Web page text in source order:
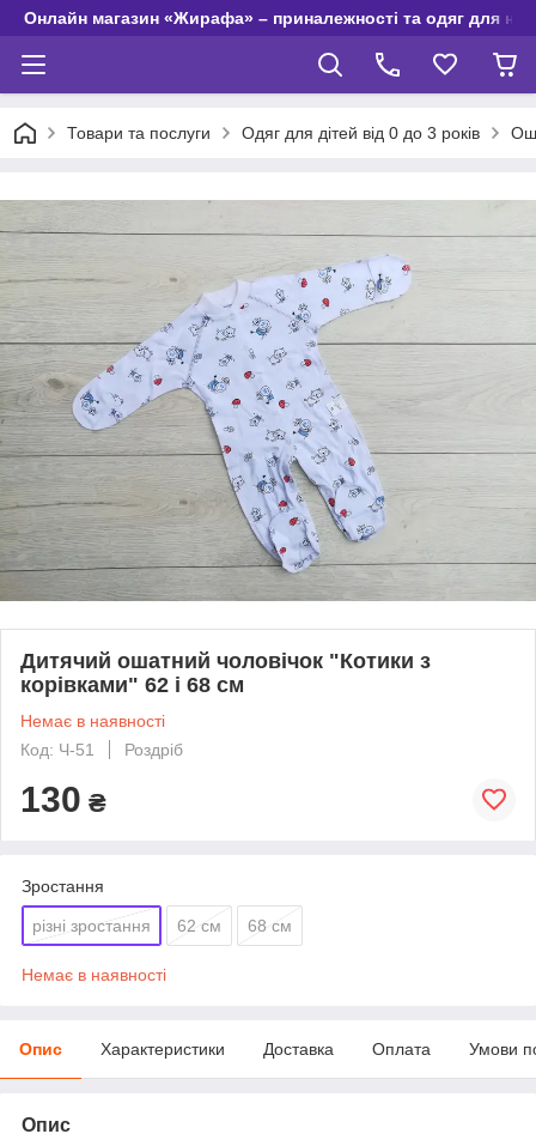
Онлайн магазин «Жирафа» – приналежності та одяг для
Товари та послуги Одяг для дітей від 0 до 3 років
Дитячий ошатний чоловічок "Котики з
корівками" 62 і 68 см
Немає в наявності
Код: Ч-51
Роздріб
130 ₴
Зростання
різні зростання 62 см 68 см
Немає в наявності
Опис Характеристики Доставка Оплата Умови
Опис